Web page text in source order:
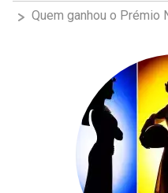
Quem ganhou o Prémio